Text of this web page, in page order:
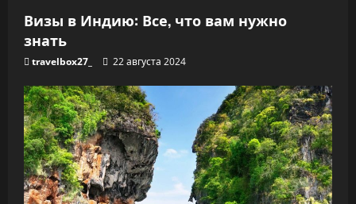
Визы в Индию: Все, что вам нужно
знать
travelbox27_ 22 августа 2024